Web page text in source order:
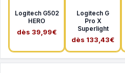
Logitech G502
HERO
dès 39,99€
Logitech G
Pro X
Superlight
dès 133,43€